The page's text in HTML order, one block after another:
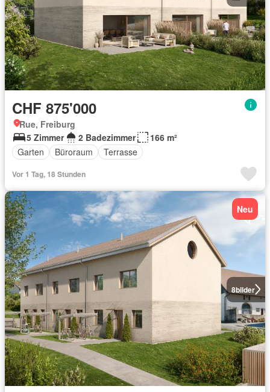
CHF 875'000
Rue, Freiburg
5 Zimmer
2 Badezimmer
166 m²
Garten
Büroraum Terrasse
Vor 1 Tag, 18 Stunden
8bilder
Neu